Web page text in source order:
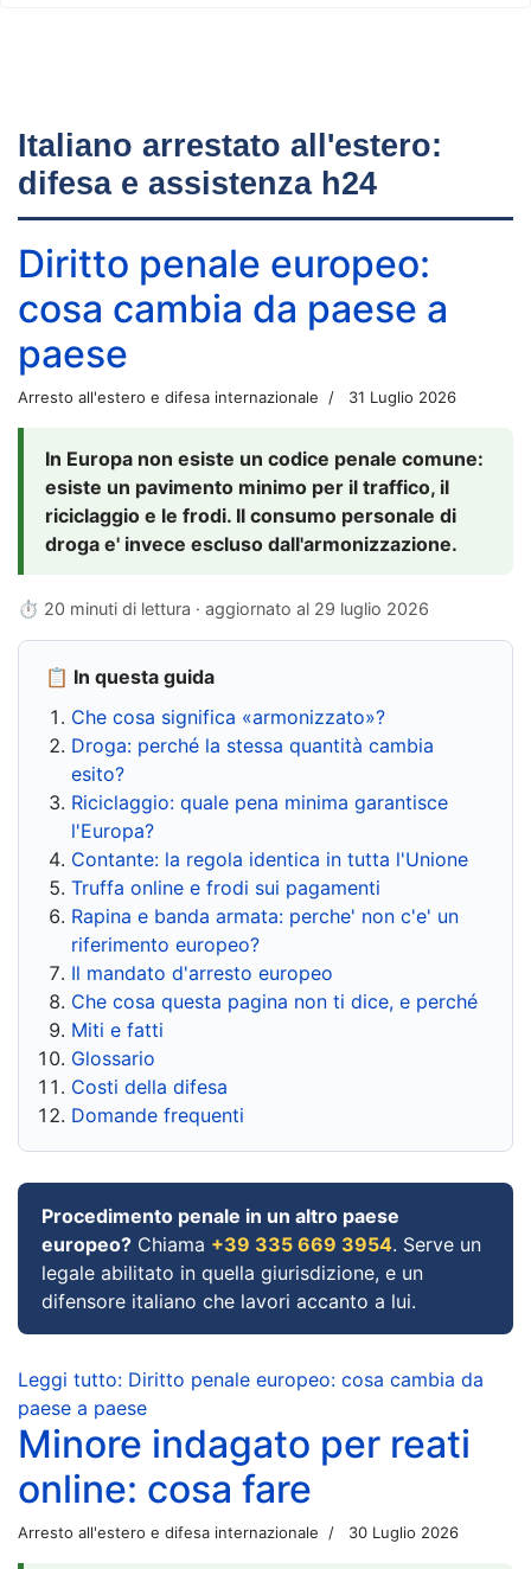
Italiano arrestato all'estero:
difesa e assistenza h24
Diritto penale europeo:
cosa cambia da paese a
paese
Arresto all'estero e difesa internazionale 31 Luglio 2026
In Europa non esiste un codice penale comune:
esiste un pavimento minimo per il traffico, il
riciclaggio e le frodi. Il consumo personale di
droga e' invece escluso dall'armonizzazione.
⏱ 20 minuti di lettura · aggiornato al 29 luglio 2026
📋 In questa guida
Che cosa significa «armonizzato»?
Droga: perché la stessa quantità cambia
esito?
Riciclaggio: quale pena minima garantisce
l'Europa?
Contante: la regola identica in tutta l'Unione
Truffa online e frodi sui pagamenti
Rapina e banda armata: perche' non c'e' un
riferimento europeo?
Il mandato d'arresto europeo
Che cosa questa pagina non ti dice, e perché
Miti e fatti
Glossario
Costi della difesa
Domande frequenti
Procedimento penale in un altro paese
europeo? Chiama +39 335 669 3954. Serve un
legale abilitato in quella giurisdizione, e un
difensore italiano che lavori accanto a lui.
Leggi tutto: Diritto penale europeo: cosa cambia da
paese a paese
Minore indagato per reati
online: cosa fare
Arresto all'estero e difesa internazionale 30 Luglio 2026